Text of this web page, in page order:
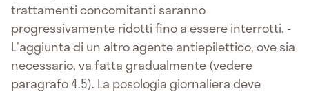
trattamenti concomitanti saranno
progressivamente ridotti fino a essere interrotti. -
L'aggiunta di un altro agente antiepilettico, ove sia
necessario, va fatta gradualmente (vedere
paragrafo 4.5). La posologia giornaliera deve